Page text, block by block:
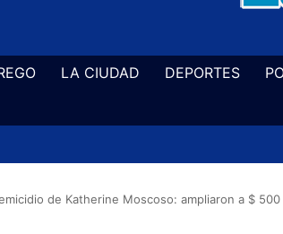
LA CIUDAD DEPORTES
de Katherine Moscoso: ampliaron a $